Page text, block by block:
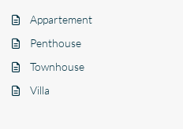
Appartement
Penthouse
Townhouse
Villa